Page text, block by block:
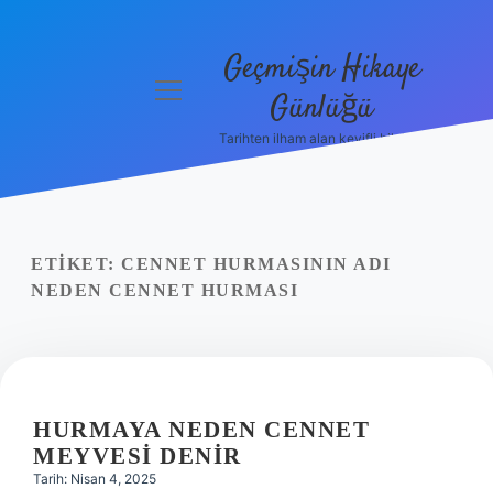
Yasal Uyarı
menüyü
Geçmişin Hikaye
Günlüğü
Tarihten ilham alan keyifli bilgiler!
ETIKET: CENNET HURMASININ ADI
NEDEN CENNET HURMASI
HURMAYA NEDEN CENNET
MEYVESI DENIR
Tarih: Nisan 4, 2025